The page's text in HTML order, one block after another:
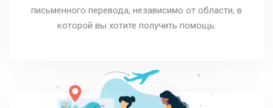
письменного перевода, независимо от области, в
которой вы хотите получить помощь.